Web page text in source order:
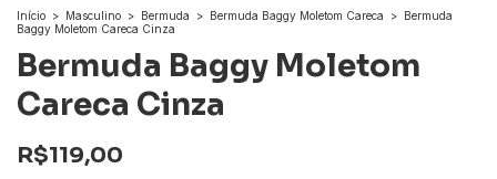
Início > Masculino > Bermuda > Bermuda Baggy Moletom Careca > Bermuda
Baggy Moletom Careca Cinza
Bermuda Baggy Moletom
Careca Cinza
R$119,00